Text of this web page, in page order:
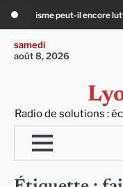
content
Précarité, canicule,
samedi
août 8, 2026
Radio de solutions :